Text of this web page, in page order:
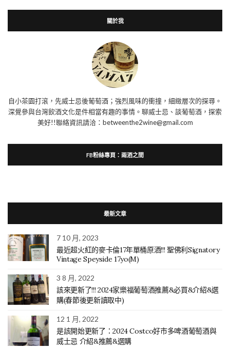
關於我
自小茶園打滾，先威士忌後葡萄酒；強烈風味的衝撞，細緻層次的探尋。
深覺參與台灣飲酒文化是件相當有趣的事情。聊威士忌、談葡萄酒，探索
美好!!聯絡資訊請洽：betweenthe2wine@gmail.com
FB粉絲專頁：兩酒之間
最新文章
7 10 月, 2023
最近超火紅的麥卡倫17年單桶原酒!!! 聖佛利Signatory
Vintage Speyside 17yo(M)
3 8 月, 2022
該來更新了!!! 2024家樂福葡萄酒推薦&必買&介紹&選
購(春節後更新讀取中)
12 1 月, 2022
是該開始更新了：2024 Costco好市多啤酒葡萄酒與
威士忌 介紹&推薦&選購